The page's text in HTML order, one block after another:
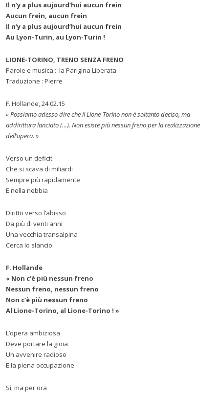
Il n’y a plus aujourd’hui aucun frein
Aucun frein, aucun frein
Il n’y a plus aujourd’hui aucun frein
Au Lyon-Turin, au Lyon-Turin !
LIONE-TORINO, TRENO SENZA FRENO
Parole e musica : la Parigina Liberata
Traduzione : Pierre
F. Hollande, 24.02.15
« Possiamo adesso dire che il Lione-Torino non è soltanto deciso, ma
addirittura lanciato (…). Non esiste più nessun freno per la realizzazione
dell’opera. »
Verso un deficit
Che si scava di miliardi
Sempre più rapidamente
E nella nebbia
Diritto verso l’abisso
Da più di venti anni
Una vecchia transalpina
Cerca lo slancio
F. Hollande
« Non c’è più nessun freno
Nessun freno, nessun freno
Non c’è più nessun freno
Al Lione-Torino, al Lione-Torino ! »
L’opera ambiziosa
Deve portare la gioia
Un avvenire radioso
E la piena occupazione
Sì, ma per ora